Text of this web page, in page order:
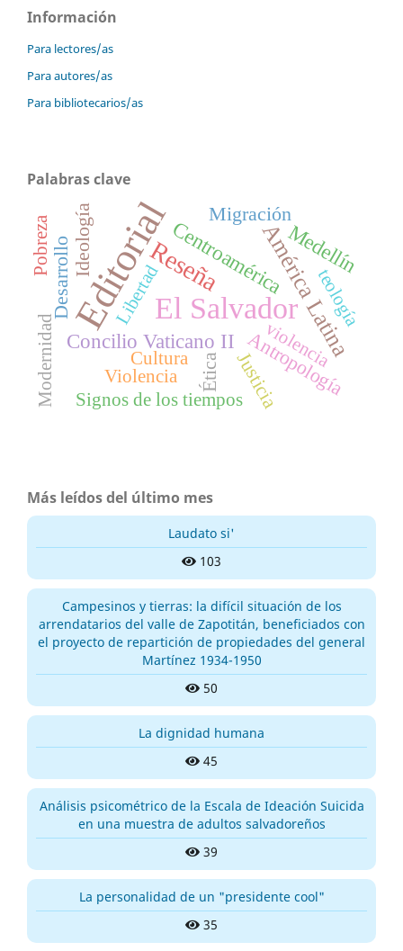
Información
Para lectores/as
Para autores/as
Para bibliotecarios/as
Palabras clave
EditorialEl Salvador
Reseña América Latina
Concilio Vaticano II
CentroaméricaMedellín
Migración
Ideología
Antropología
Ética
Desarrollo
Justicia
Signos de los tiempos
teología
Libertad
Modernidad Cultura
Pobreza
Violencia
violencia
Más leídos del último mes
Laudato si'
103
Campesinos y tierras: la difícil situación de los
arrendatarios del valle de Zapotitán, beneficiados con
el proyecto de repartición de propiedades del general
Martínez 1934-1950
50
La dignidad humana
45
Análisis psicométrico de la Escala de Ideación Suicida
en una muestra de adultos salvadoreños
39
La personalidad de un "presidente cool"
35